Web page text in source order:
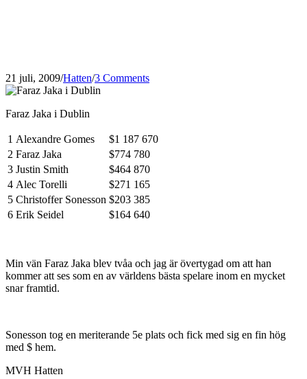
21 juli, 2009/Hatten/3 Comments
Faraz Jaka i Dublin
1 Alexandre Gomes
$1 187 670
2 Faraz Jaka
$774 780
3 Justin Smith
$464 870
4 Alec Torelli
$271 165
5 Christoffer Sonesson $203 385
6 Erik Seidel $164 640
Min vän Faraz Jaka blev tvåa och jag är övertygad om att han
kommer att ses som en av världens bästa spelare inom en mycket
snar framtid.
Sonesson tog en meriterande 5e plats och fick med sig en fin hög
med $ hem.
MVH Hatten